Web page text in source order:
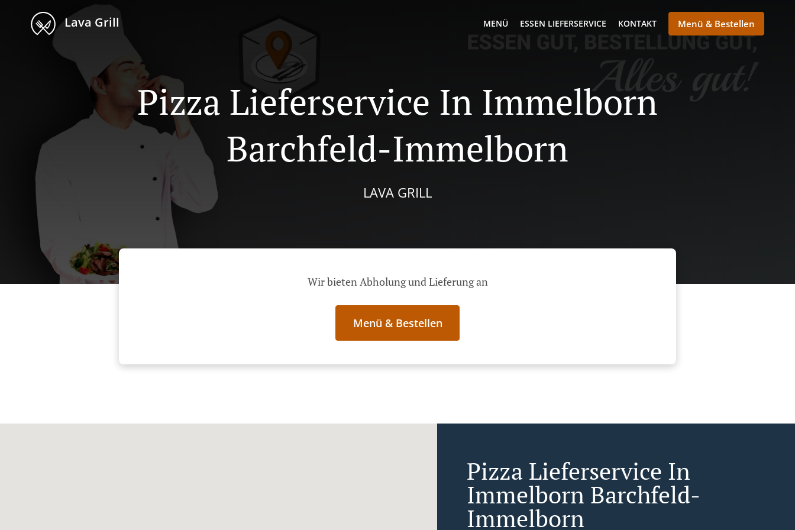
Lava Grill MENÜ ESSEN LIEFERSERVICE KONTAKT Menü & Bestellen
Pizza Lieferservice In Immelborn
Barchfeld-Immelborn
LAVA GRILL
Wir bieten Abholung und Lieferung an
Menü & Bestellen
Pizza Lieferservice In
Immelborn Barchfeld-
Immelborn